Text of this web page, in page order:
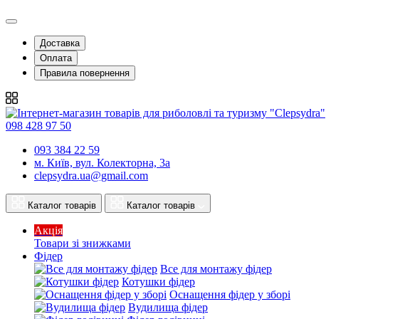
Доставка
Оплата
Правила повернення
098 428 97 50
093 384 22 59
м. Київ, вул. Колекторна, 3а
clepsydra.ua@gmail.com
Каталог товарів Каталог товарів
Акція
Товари зі знижками
Фідер
Все для монтажу фідер
Котушки фідер
Оснащення фідер у зборі
Вудилища фідер